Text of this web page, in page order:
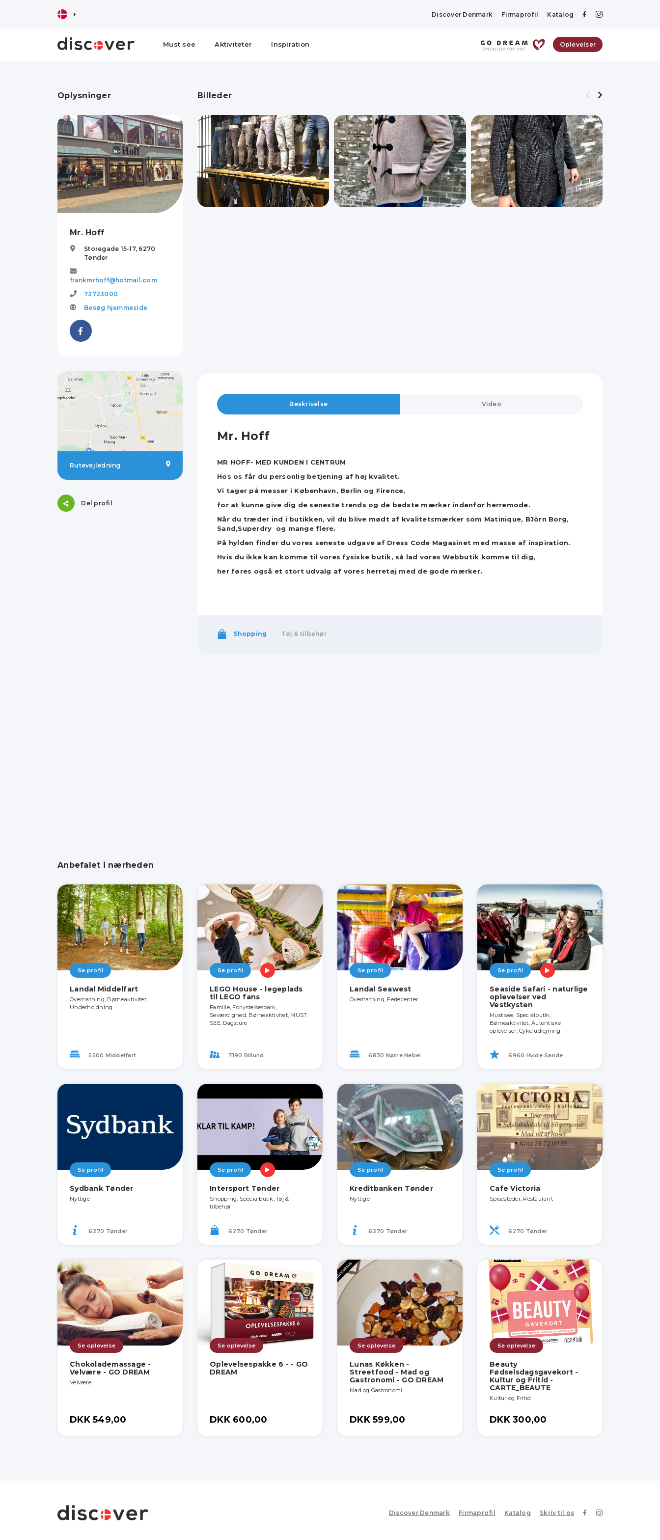
Discover Denmark Firmaprofil Katalog
Must see Aktiviteter Inspiration Oplevelser
Oplysninger
Mr. Hoff
Storegade 15-17, 6270
Tønder
frankmrhoff@hotmail.com
73723000
Besøg hjemmeside
Rutevejledning
Del profil
Billeder
Beskrivelse Video
Mr. Hoff
MR HOFF- MED KUNDEN I CENTRUM
Hos os får du personlig betjening af høj kvalitet.
Vi tager på messer i København, Berlin og Firence,
for at kunne give dig de seneste trends og de bedste mærker indenfor herremode.
Når du træder ind i butikken, vil du blive mødt af kvalitetsmærker som Matinique, BJörn Borg,
Sand,Superdry og mange flere.
På hylden finder du vores seneste udgave af Dress Code Magasinet med masse af inspiration.
Hvis du ikke kan komme til vores fysiske butik, så lad vores Webbutik komme til dig,
her føres også et stort udvalg af vores herretøj med de gode mærker.
Shopping Tøj & tilbehør
Anbefalet i nærheden
Se profil
Landal Middelfart
Overnatning, Børneaktivitet,
Underholdning
5500 Middelfart
Se profil
LEGO House - legeplads
til LEGO fans
Familie, Forlystelsespark,
Seværdighed, Børneaktivitet, MUST
SEE, Dagsture
7190 Billund
Se profil
Landal Seawest
Overnatning, Feriecenter
6830 Nørre Nebel
Se profil
Seaside Safari - naturlige
oplevelser ved
Vestkysten
Must see, Specialbutik,
Børneaktivitet, Autentiske
oplevelser, Cykeludlejning
6960 Hvide Sande
Se profil
Sydbank Tønder
Nyttige
6270 Tønder
Se profil
Intersport Tønder
Shopping, Specialbutik, Tøj &
tilbehør
6270 Tønder
Se profil
Kreditbanken Tønder
Nyttige
6270 Tønder
Se profil
Cafe Victoria
Spisesteder, Restaurant
6270 Tønder
Se oplevelse
Chokolademassage -
Velvære - GO DREAM
Velvære
DKK 549,00
Se oplevelse
Oplevelsespakke 6 - - GO
DREAM
DKK 600,00
Se oplevelse
Lunas Køkken -
Streetfood - Mad og
Gastronomi - GO DREAM
Mad og Gastronomi
DKK 599,00
Se oplevelse
Beauty
Fødselsdagsgavekort -
Kultur og Fritid -
CARTE_BEAUTE
Kultur og Fritid
DKK 300,00
Discover Denmark Firmaprofil Katalog Skriv til os